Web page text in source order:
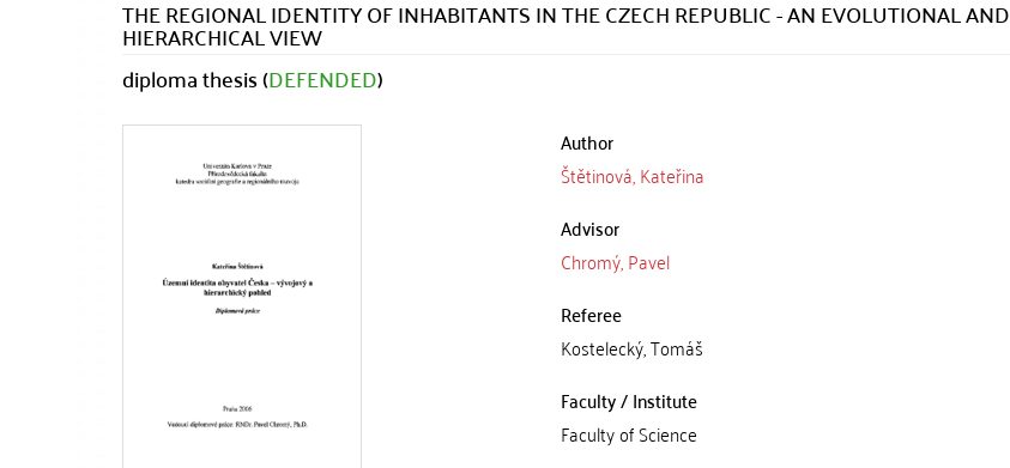
THE REGIONAL IDENTITY OF INHABITANTS IN THE CZECH REPUBLIC - AN EVOLUTIONAL AND
HIERARCHICAL VIEW
diploma thesis (DEFENDED)
Author
Štětinová, Kateřina
Advisor
Chromý, Pavel
Referee
Kostelecký, Tomáš
Faculty / Institute
Faculty of Science